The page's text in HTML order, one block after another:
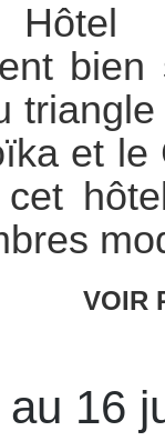
et
VOIR
16